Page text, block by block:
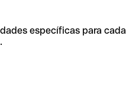
específicas para cada